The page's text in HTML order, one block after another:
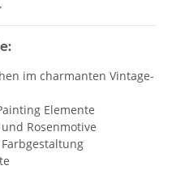
im charmanten Vintage-
Elemente
Rosenmotive